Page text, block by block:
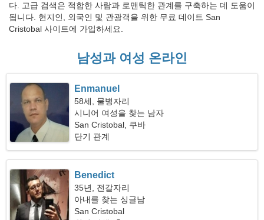
다. 고급 검색은 적합한 사람과 로맨틱한 관계를 구축하는 데 도움이
됩니다. 현지인, 외국인 및 관광객을 위한 무료 데이트 San
Cristobal 사이트에 가입하세요.
남성과 여성 온라인
Enmanuel
58세, 물병자리
시니어 여성을 찾는 남자
San Cristobal, 쿠바
단기 관계
Benedict
35년, 전갈자리
아내를 찾는 싱글남
San Cristobal